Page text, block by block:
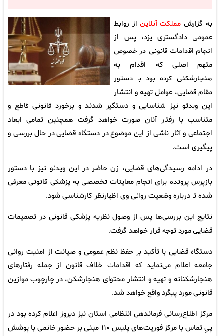
به گزارش مملکت آنلاین از روابط
عمومی دادگستری یزد، پس از
انجام اقدامات قانونی در خصوص
متهم اصلی که اقدام به
هنجارشکنی کرده بود با دستور
مقام قضایی، عوامل تهیه و انتشار
این ویدئو نیز شناسایی و دستگیر شدند و برخورد قانونی قاطع و
متناسب با رفتار آنان صورت خواهد گرفت همچنین تمامی ابعاد
اجتماعی و آثار ناشی از این موضوع در دستگاه قضایی در حال بررسی و
پیگیری است.
در ادامه رسیدگی‌های قضایی، زن حاضر در این ویدئو نیز با دستور
بازپرس پرونده برای انجام معاینات تخصصی به پزشکی قانونی معرفی
شده تا درباره وضعیت روانی وی اظهارنظر کارشناسی شود.
نتایج این بررسی‌ها پس از وصول نظریه پزشکی قانونی در تصمیمات
قضایی مورد توجه قرار خواهد گرفت.
دستگاه قضایی با تأکید بر حفظ نظم عمومی و صیانت از امنیت روانی
جامعه اعلام می‌نماید که اقدامات خلاف قانون از جمله رفتارهای
هنجارشکنانه و تهیه و انتشار محتوای هنجارشکن، در چارچوب موازین
قانونی مورد پیگرد واقع خواهد شد.
مرکز اطلاع‌رسانی فرماندهی انتظامی استان نیز دیروز اعلام کرده بود در
پیِ تماس با مرکز فوریت‌هایِ پلیس ۱۱۰ مبنی بر حضور خانمی با پوشش